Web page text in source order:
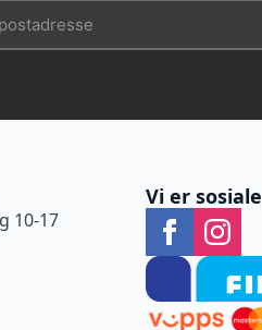
10-17
Vi er sosiale